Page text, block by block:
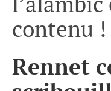
contenu !
Rennet